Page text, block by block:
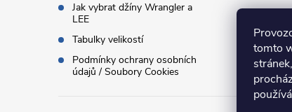
tomto
Jak vybrat džíny Wrangler a
LEE
Tabulky velikostí
Podmínky ochrany osobních
údajů / Soubory Cookies